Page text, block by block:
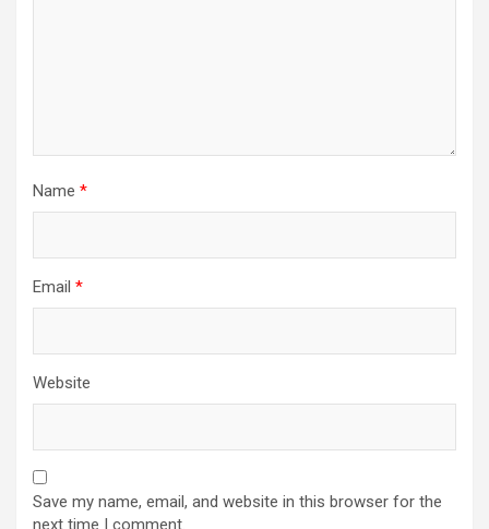
Name *
Email *
Website
Save my name, email, and website in this browser for the
next time I comment.